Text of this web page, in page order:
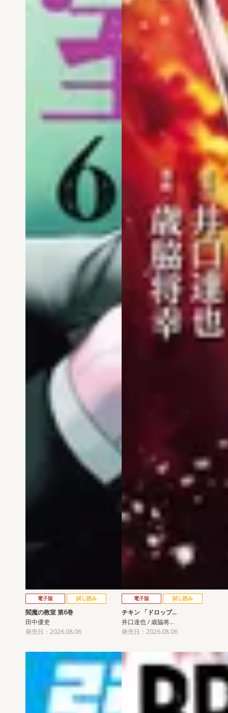
電子版 試し読み
閻魔の教室 第6巻
田中優吏
発売日：2026.08.06
電子版 試し読み
チキン 「ドロップ…
井口達也 / 歳脇将…
発売日：2026.08.06